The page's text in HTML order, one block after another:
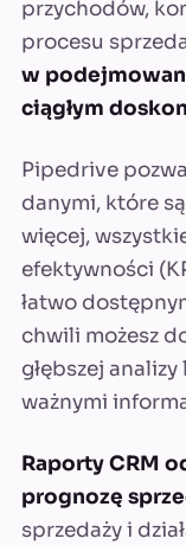
przychodów,
procesu
w
ciągłym
Pipedrive
danymi, które
więcej,
efektywności
łatwo
chwili możesz
głębszej
ważnymi
Raporty CRM
prognozę
sprzedaży i